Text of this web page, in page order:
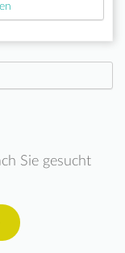
Sie gesucht